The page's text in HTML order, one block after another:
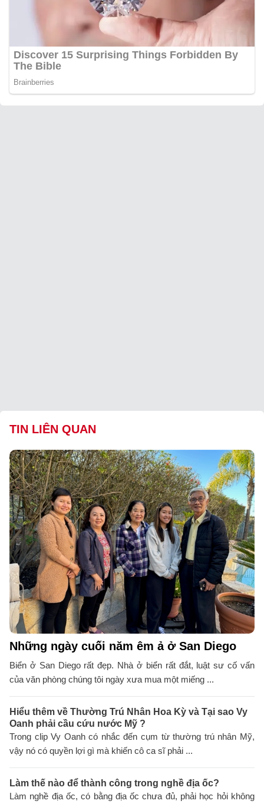
TIN LIÊN QUAN
Những ngày cuối năm êm ả ở San Diego
Biển ở San Diego rất đẹp. Nhà ở biển rất đắt, luật sư cố vấn
của văn phòng chúng tôi ngày xưa mua một miếng ...
Hiểu thêm về Thường Trú Nhân Hoa Kỳ và Tại sao Vy
Oanh phải cầu cứu nước Mỹ ?
Trong clip Vy Oanh có nhắc đến cụm từ thường trú nhân Mỹ,
vậy nó có quyền lợi gì mà khiến cô ca sĩ phải ...
Làm thế nào để thành công trong nghề địa ốc?
Làm nghề địa ốc, có bằng địa ốc chưa đủ, phải học hỏi không